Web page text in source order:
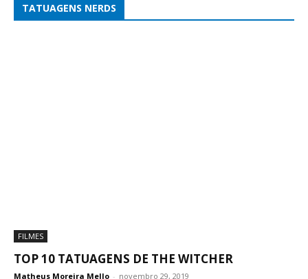
TATUAGENS NERDS
FILMES
TOP 10 TATUAGENS DE THE WITCHER
Matheus Moreira Mello - novembro 29, 2019